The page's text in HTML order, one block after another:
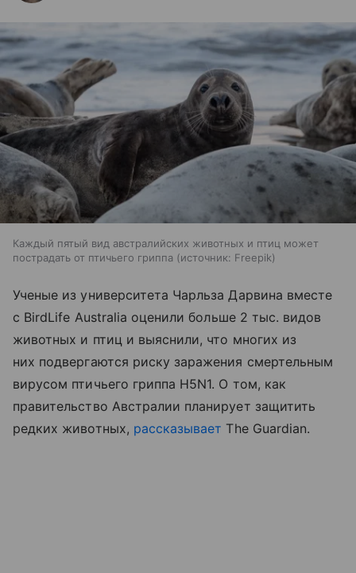
Каждый пятый вид австралийских животных и птиц может
пострадать от птичьего гриппа
источник: Freepik
Ученые из университета Чарльза Дарвина вместе
с BirdLife Australia оценили больше 2 тыс. видов
животных и птиц и выяснили, что многих из
них подвергаются риску заражения смертельным
вирусом птичьего гриппа H5N1. О том, как
правительство Австралии планирует защитить
редких животных, рассказывает The Guardian.